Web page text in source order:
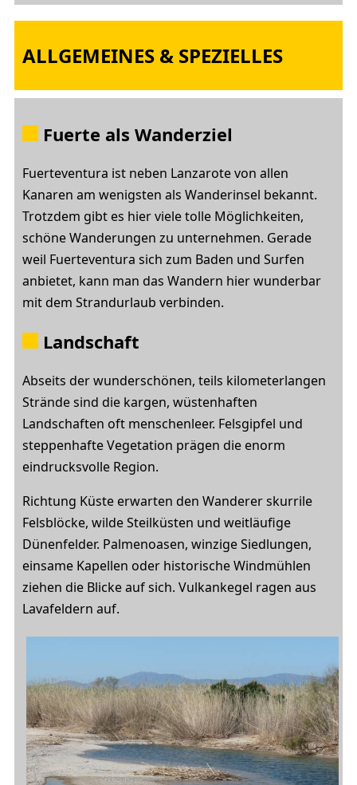
ALLGEMEINES & SPEZIELLES
Fuerte als Wanderziel
Fuerteventura ist neben Lanzarote von allen
Kanaren am wenigsten als Wanderinsel bekannt.
Trotzdem gibt es hier viele tolle Möglichkeiten,
schöne Wanderungen zu unternehmen. Gerade
weil Fuerteventura sich zum Baden und Surfen
anbietet, kann man das Wandern hier wunderbar
mit dem Strandurlaub verbinden.
Landschaft
Abseits der wunderschönen, teils kilometerlangen
Strände sind die kargen, wüstenhaften
Landschaften oft menschenleer. Felsgipfel und
steppenhafte Vegetation prägen die enorm
eindrucksvolle Region.
Richtung Küste erwarten den Wanderer skurrile
Felsblöcke, wilde Steilküsten und weitläufige
Dünenfelder. Palmenoasen, winzige Siedlungen,
einsame Kapellen oder historische Windmühlen
ziehen die Blicke auf sich. Vulkankegel ragen aus
Lavafeldern auf.